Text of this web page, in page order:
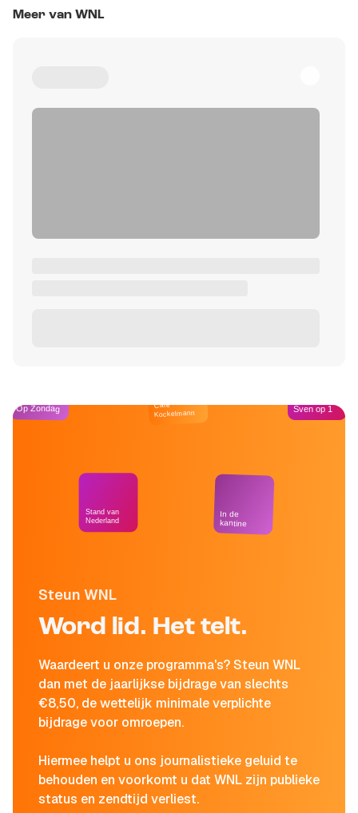
Meer van WNL
Steun WNL
Word lid. Het telt.
Waardeert u onze programma's? Steun WNL
dan met de jaarlijkse bijdrage van slechts
€8,50, de wettelijk minimale verplichte
bijdrage voor omroepen.
Hiermee helpt u ons journalistieke geluid te
behouden en voorkomt u dat WNL zijn publieke
status en zendtijd verliest.
Op Zondag
Stand van
Nederland
Café
Kockelmann
In de
kantine
Sven op 1